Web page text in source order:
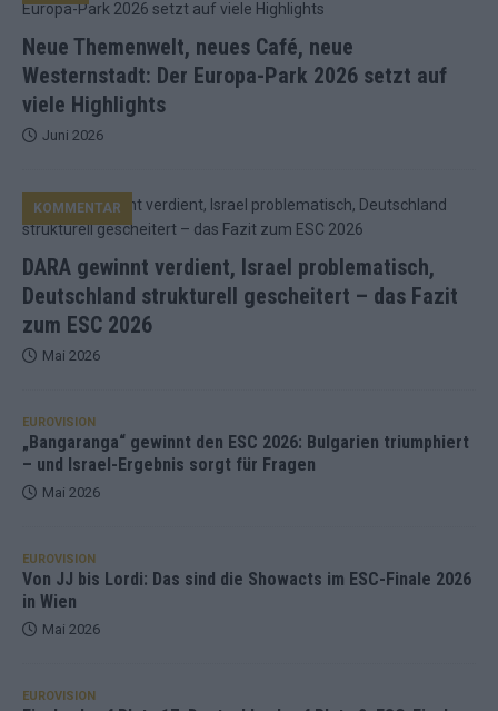
Neue Themenwelt, neues Café, neue
Westernstadt: Der Europa-Park 2026 setzt auf
viele Highlights
Juni 2026
DARA gewinnt verdient, Israel problematisch,
Deutschland strukturell gescheitert – das Fazit
zum ESC 2026
KOMMENTAR
Mai 2026
EUROVISION
„Bangaranga“ gewinnt den ESC 2026: Bulgarien triumphiert
– und Israel-Ergebnis sorgt für Fragen
Mai 2026
EUROVISION
Von JJ bis Lordi: Das sind die Showacts im ESC-Finale 2026
in Wien
Mai 2026
EUROVISION